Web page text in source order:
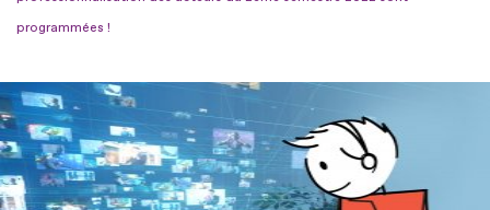
programmées !